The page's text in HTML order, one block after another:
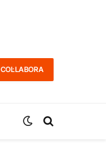
COL·LABORA